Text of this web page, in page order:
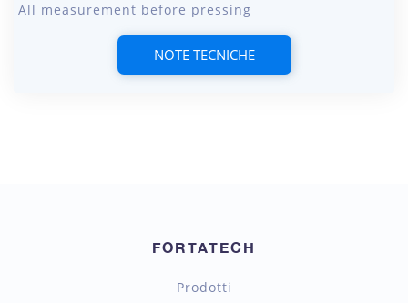
All measurement before pressing
NOTE TECNICHE
FORTATECH
Prodotti